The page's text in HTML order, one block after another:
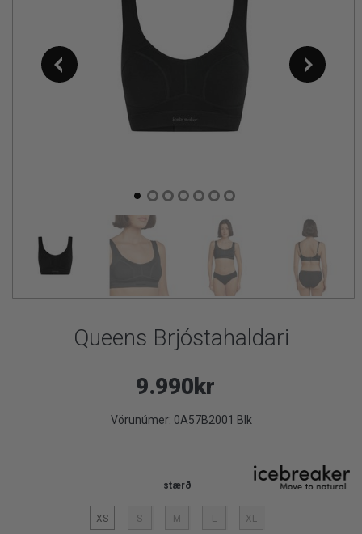
Queens Brjóstahaldari
9.990kr
Vörunúmer: 0A57B2001 Blk
stærð
XS S M L XL